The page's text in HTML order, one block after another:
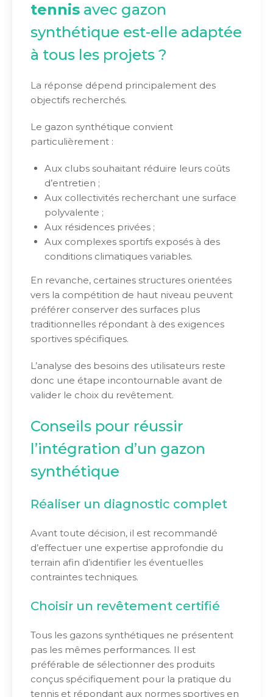
tennis avec gazon
synthétique est-elle adaptée
à tous les projets ?
La réponse dépend principalement des
objectifs recherchés.
Le gazon synthétique convient
particulièrement :
Aux clubs souhaitant réduire leurs coûts
d’entretien ;
Aux collectivités recherchant une surface
polyvalente ;
Aux résidences privées ;
Aux complexes sportifs exposés à des
conditions climatiques variables.
En revanche, certaines structures orientées
vers la compétition de haut niveau peuvent
préférer conserver des surfaces plus
traditionnelles répondant à des exigences
sportives spécifiques.
L’analyse des besoins des utilisateurs reste
donc une étape incontournable avant de
valider le choix du revêtement.
Conseils pour réussir
l’intégration d’un gazon
synthétique
Réaliser un diagnostic complet
Avant toute décision, il est recommandé
d’effectuer une expertise approfondie du
terrain afin d’identifier les éventuelles
contraintes techniques.
Choisir un revêtement certifié
Tous les gazons synthétiques ne présentent
pas les mêmes performances. Il est
préférable de sélectionner des produits
conçus spécifiquement pour la pratique du
tennis et répondant aux normes sportives en